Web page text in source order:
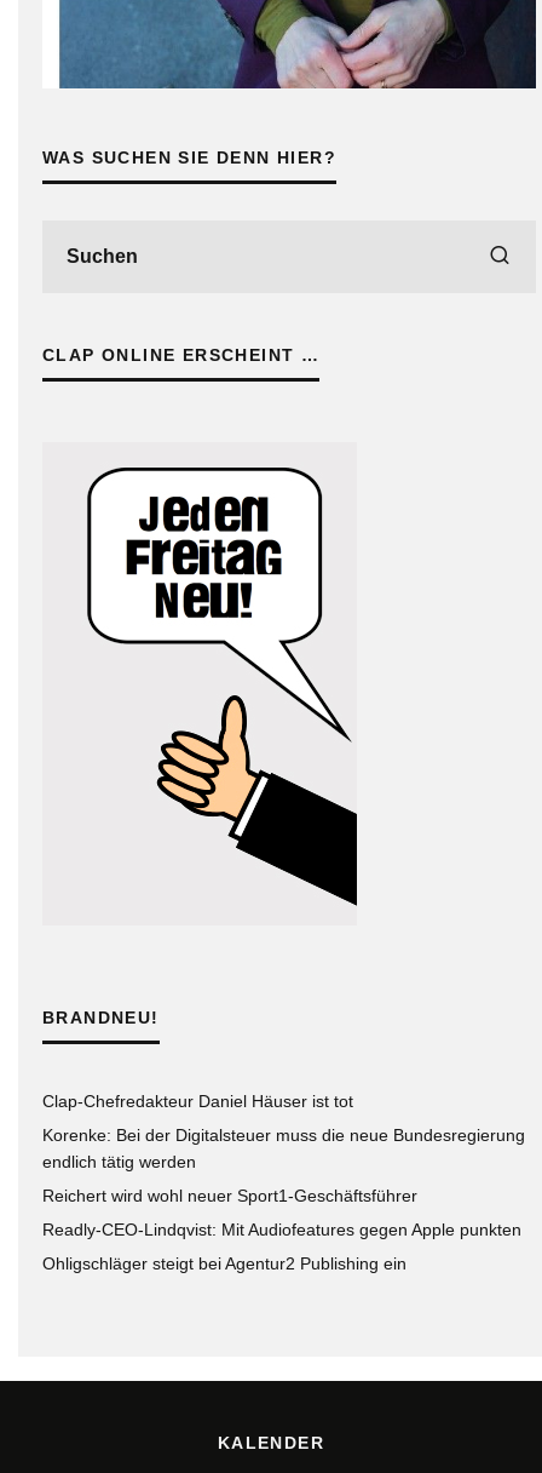
WAS SUCHEN SIE DENN HIER?
CLAP ONLINE ERSCHEINT …
BRANDNEU!
Clap-Chefredakteur Daniel Häuser ist tot
Korenke: Bei der Digitalsteuer muss die neue Bundesregierung
endlich tätig werden
Reichert wird wohl neuer Sport1-Geschäftsführer
Readly-CEO-Lindqvist: Mit Audiofeatures gegen Apple punkten
Ohligschläger steigt bei Agentur2 Publishing ein
KALENDER